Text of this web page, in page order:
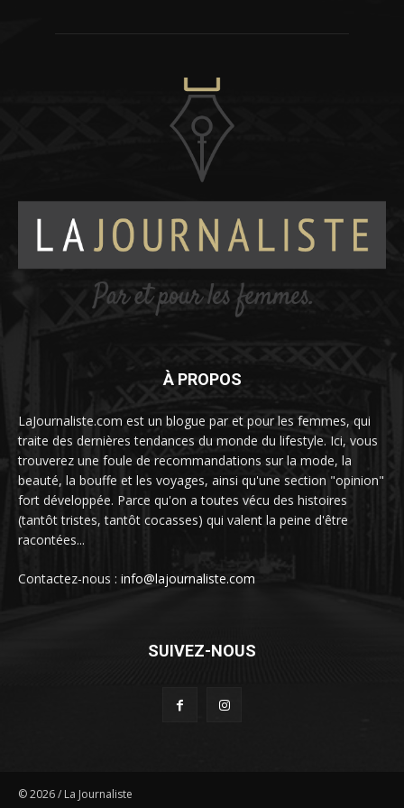
À PROPOS
LaJournaliste.com est un blogue par et pour les femmes, qui
traite des dernières tendances du monde du lifestyle. Ici, vous
trouverez une foule de recommandations sur la mode, la
beauté, la bouffe et les voyages, ainsi qu'une section "opinion"
fort développée. Parce qu'on a toutes vécu des histoires
(tantôt tristes, tantôt cocasses) qui valent la peine d'être
racontées...
Contactez-nous : info@lajournaliste.com
SUIVEZ-NOUS
©2026/ La Journaliste